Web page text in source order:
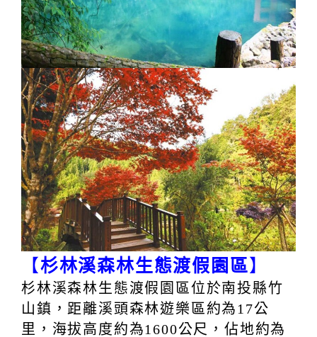
【杉林溪森林生態渡假園區】
杉林溪森林生態渡假園區位於南投縣竹
山鎮，距離溪頭森林遊樂區約為17公
里，海拔高度約為1600公尺，佔地約為